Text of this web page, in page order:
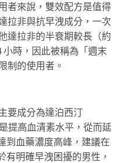
者來說，雙效配方是值得
拉非與抗早洩成分，一次
達拉非的半衰期較長（約
小時，因此被稱為「週末
制的使用者。
要成分為達泊西汀
提高血清素水平，從而延
到血藥濃度高峰，建議在
有明確早洩困擾的男性，